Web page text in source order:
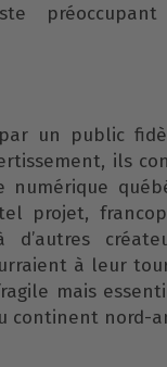
par un public
ils
numérique
tel projet,
d’autres
à leur
mais
continent nord-